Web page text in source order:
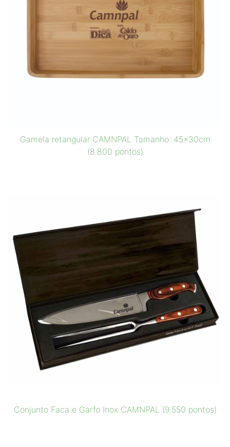
Gamela retangular CAMNPAL Tamanho: 45x30cm
(8.800 pontos)
Conjunto Faca e Garfo Inox CAMNPAL (9.550 pontos)